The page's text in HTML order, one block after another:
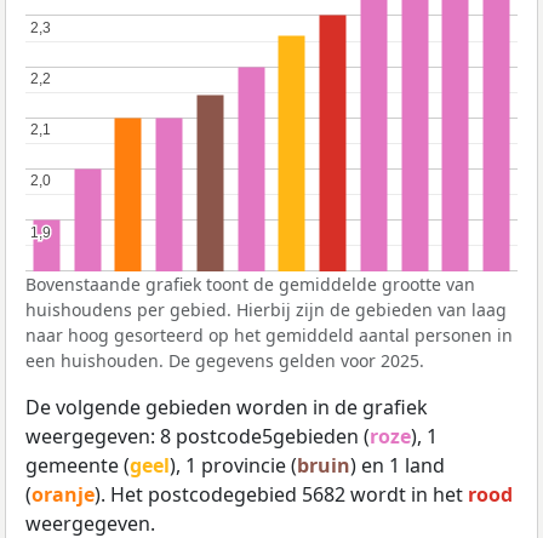
1,9
1,9
2,0
2,0
2,1
2,1
2,2
2,2
2,3
2,3
Bovenstaande grafiek toont de gemiddelde grootte van
huishoudens per gebied. Hierbij zijn de gebieden van laag
naar hoog gesorteerd op het gemiddeld aantal personen in
een huishouden. De gegevens gelden voor 2025.
De volgende gebieden worden in de grafiek
weergegeven: 8 postcode5gebieden (roze), 1
gemeente (geel), 1 provincie (bruin) en 1 land
(oranje). Het postcodegebied 5682 wordt in het rood
weergegeven.